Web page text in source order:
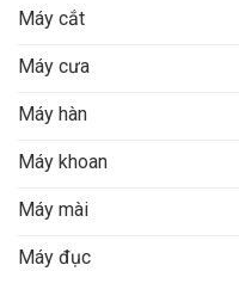
Máy cắt
Máy cưa
Máy hàn
Máy khoan
Máy mài
Máy đục